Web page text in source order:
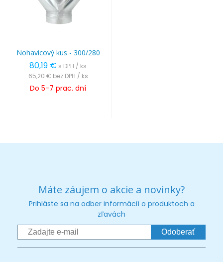
Nohavicový kus - 300/280
80,19 € s DPH / ks
65,20 € bez DPH / ks
Do 5-7 prac. dní
Máte záujem o akcie a novinky?
Prihláste sa na odber informácií o produktoch a
zľavách
Odoberať